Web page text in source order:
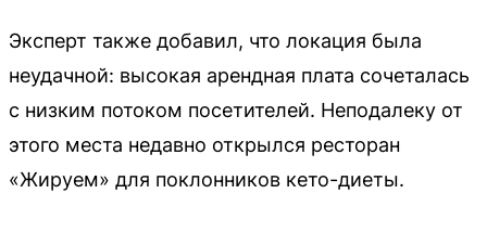
Эксперт также добавил, что локация была
неудачной: высокая арендная плата сочеталась
с низким потоком посетителей. Неподалеку от
этого места недавно открылся ресторан
«Жируем» для поклонников кето-диеты.